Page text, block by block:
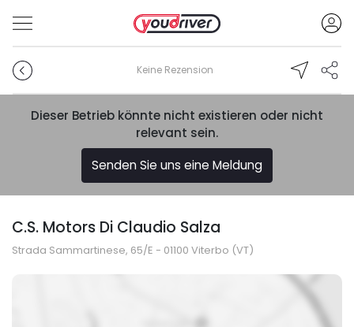
Keine Rezension
Dieser Betrieb könnte nicht existieren oder nicht
relevant sein.
Senden Sie uns eine Meldung
C.S. Motors Di Claudio Salza
Strada Sammartinese, 65/E - 01100 Viterbo (VT)